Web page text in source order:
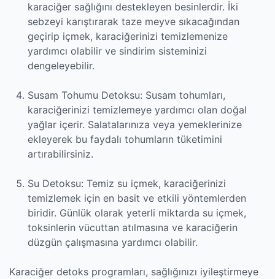
karaciğer sağlığını destekleyen besinlerdir. İki
sebzeyi karıştırarak taze meyve sıkacağından
geçirip içmek, karaciğerinizi temizlemenize
yardımcı olabilir ve sindirim sisteminizi
dengeleyebilir.
Susam Tohumu Detoksu: Susam tohumları,
karaciğerinizi temizlemeye yardımcı olan doğal
yağlar içerir. Salatalarınıza veya yemeklerinize
ekleyerek bu faydalı tohumların tüketimini
artırabilirsiniz.
Su Detoksu: Temiz su içmek, karaciğerinizi
temizlemek için en basit ve etkili yöntemlerden
biridir. Günlük olarak yeterli miktarda su içmek,
toksinlerin vücuttan atılmasına ve karaciğerin
düzgün çalışmasına yardımcı olabilir.
Karaciğer detoks programları, sağlığınızı iyileştirmeye